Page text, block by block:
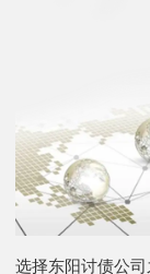
选择东阳讨债公